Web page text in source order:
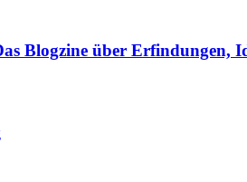
Blogzine über Erfindungen,